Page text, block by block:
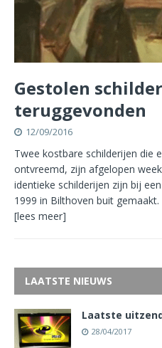
Gestolen
teruggevonden
12/09/2016
Twee kostbare schilderijen die
ontvreemd, zijn afgelopen
identieke schilderijen zijn bij
1999 in Bilthoven buit
[lees meer]
LAATSTE NIEUWS
Laatste
28/04/2017